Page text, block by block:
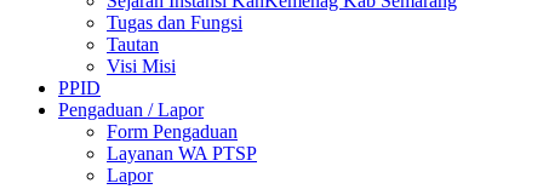
Tugas dan Fungsi
Tautan
Visi Misi
PPID
Pengaduan / Lapor
Form Pengaduan
Layanan WA PTSP
Lapor